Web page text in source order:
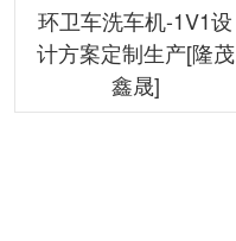
环卫车洗车机-1V1设
计方案定制生产[隆茂
鑫晟]